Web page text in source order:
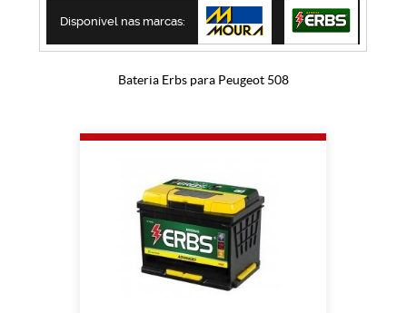
Disponível nas marcas:
Bateria Erbs para Peugeot 508